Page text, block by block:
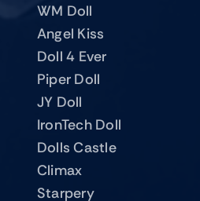
WM Doll
Angel Kiss
Doll 4 Ever
Piper Doll
JY Doll
IronTech Doll
Dolls Castle
Climax
Starpery